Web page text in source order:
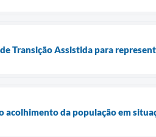
Transição Assistida para
da população em